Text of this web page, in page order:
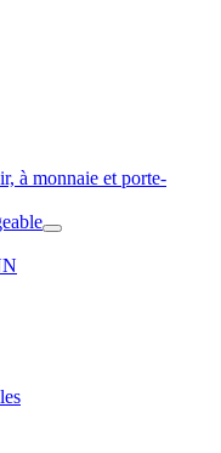
à monnaie et porte-